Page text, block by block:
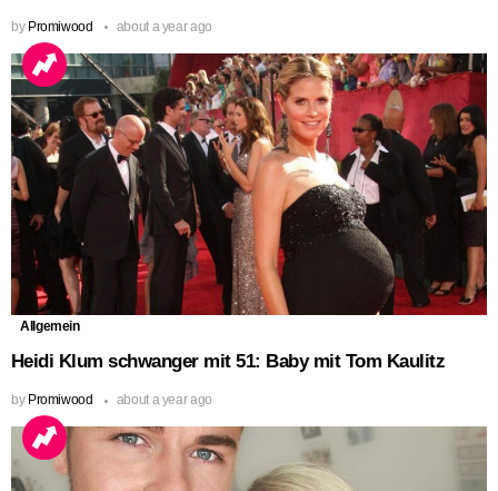
by Promiwood about a year ago
Allgemein
Heidi Klum schwanger mit 51: Baby mit Tom Kaulitz
by Promiwood about a year ago